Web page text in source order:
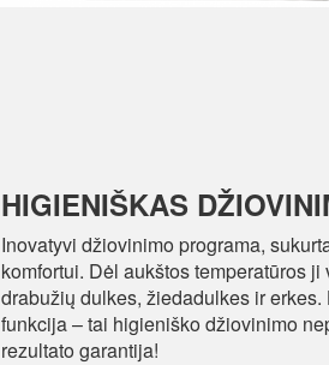
HIGIENIŠKAS
Inovatyvi džiovinimo programa,
komfortui. Dėl aukštos temperatūros
drabužių dulkes, žiedadulkes ir
funkcija – tai higieniško džiovinimo
rezultato garantija!